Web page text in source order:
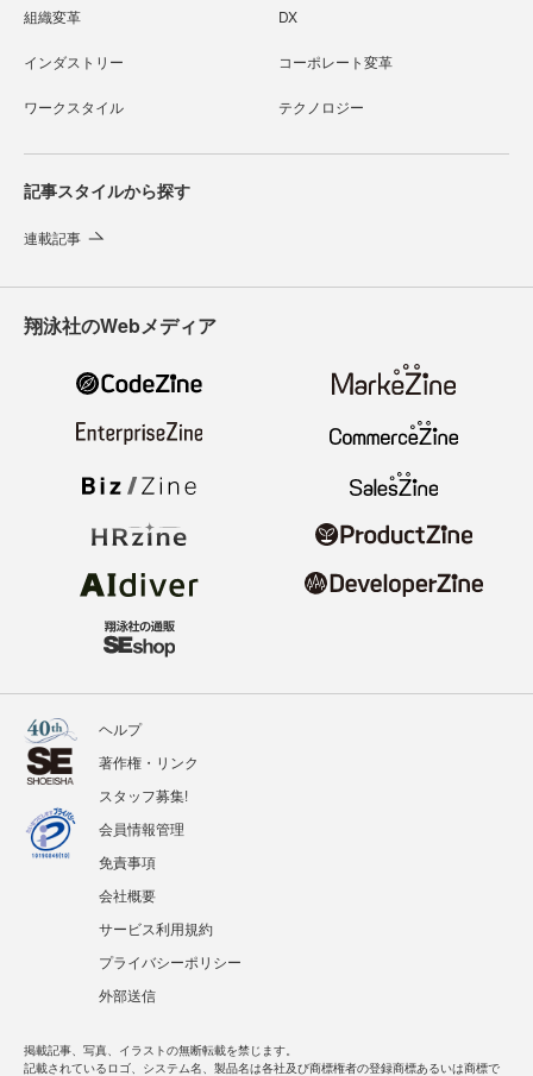
組織変革 DX
インダストリー コーポレート変革
ワークスタイル テクノロジー
記事スタイルから探す
連載記事
翔泳社のWebメディア
ヘルプ
著作権・リンク
スタッフ募集!
会員情報管理
免責事項
会社概要
サービス利用規約
プライバシーポリシー
外部送信
掲載記事、写真、イラストの無断転載を禁じます。
記載されているロゴ、システム名、製品名は各社及び商標権者の登録商標あるいは商標で